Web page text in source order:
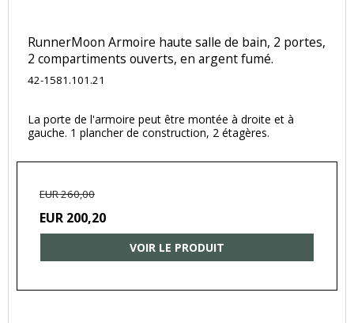
RunnerMoon Armoire haute salle de bain, 2 portes,
2 compartiments ouverts, en argent fumé.
42-1581.101.21
La porte de l'armoire peut être montée à droite et à
gauche. 1 plancher de construction, 2 étagères.
EUR 260,00
EUR 200,20
VOIR LE PRODUIT